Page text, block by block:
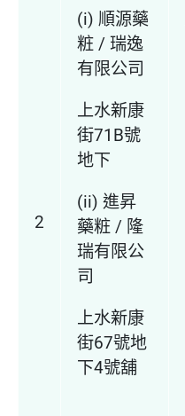
2
(i) 順源藥
粧 / 瑞逸
有限公司
上水新康
街71B號
地下
(ii) 進昇
藥粧 / 隆
瑞有限公
司
上水新康
街67號地
下4號舖